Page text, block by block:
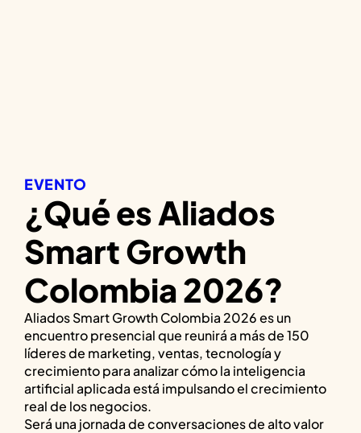
EVENTO
¿Qué es Aliados
Smart Growth
Colombia 2026?
Aliados Smart Growth Colombia 2026 es un
encuentro presencial que reunirá a más de 150
líderes de marketing, ventas, tecnología y
crecimiento para analizar cómo la inteligencia
artificial aplicada está impulsando el crecimiento
real de los negocios.
Será una jornada de conversaciones de alto valor